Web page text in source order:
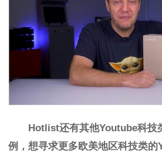
Hotlist还有其他Youtube科技
例，想寻求更多欧美地区科技类的